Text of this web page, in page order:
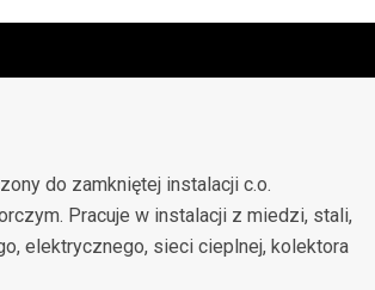
do zamkniętej instalacji c.o.
Pracuje w instalacji z miedzi, stali,
elektrycznego, sieci cieplnej, kolektora